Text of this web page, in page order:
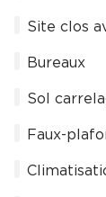
Site clos
Bureaux
Sol
Faux-